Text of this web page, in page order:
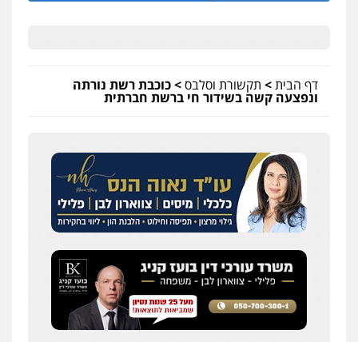
דף הבית> תקשורת וסלבס>כוכבת רשת נורתה
ונפצעה קשה בשידור חי ברשת חברתית